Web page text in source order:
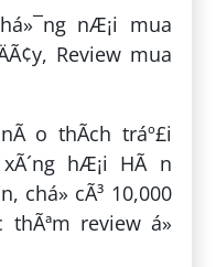
nÆ¡i mua
Review mua
o thÃ­ch tráº£i
xÃ´ng hÆ¡i HÃ n
chá» cÃ³ 10,000
thÃªm review á»